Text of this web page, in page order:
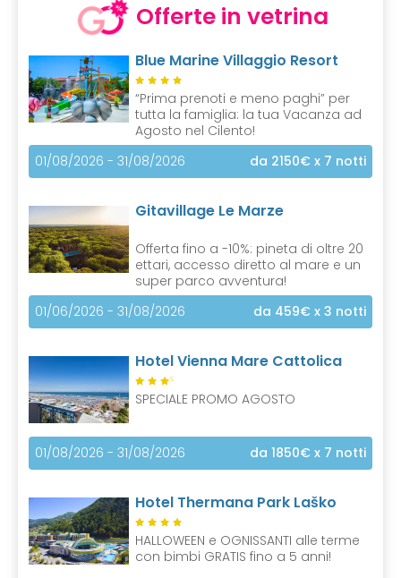
Offerte in vetrina
Blue Marine Villaggio Resort
“Prima prenoti e meno paghi” per
tutta la famiglia: la tua Vacanza ad
Agosto nel Cilento!
01/08/2026 - 31/08/2026
da 2150€ x 7 notti
Gitavillage Le Marze
Offerta fino a -10%: pineta di oltre 20
ettari, accesso diretto al mare e un
super parco avventura!
01/06/2026 - 31/08/2026
da 459€ x 3 notti
Hotel Vienna Mare Cattolica
S
SPECIALE PROMO AGOSTO
01/08/2026 - 31/08/2026 da 1850€ x 7 notti
Hotel Thermana Park Laško
HALLOWEEN e OGNISSANTI alle terme
con bimbi GRATIS fino a 5 anni!